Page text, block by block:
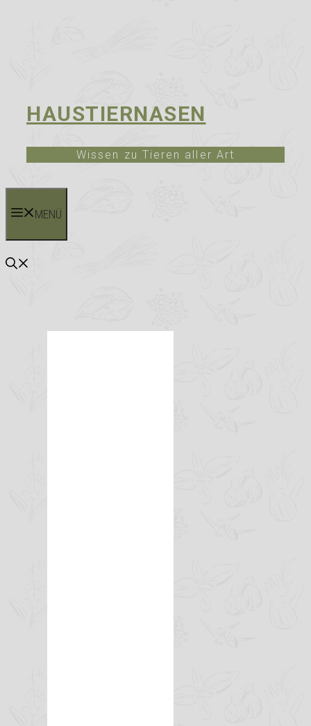
HAUSTIERNASEN
Wissen zu Tieren aller Art
MENÜ